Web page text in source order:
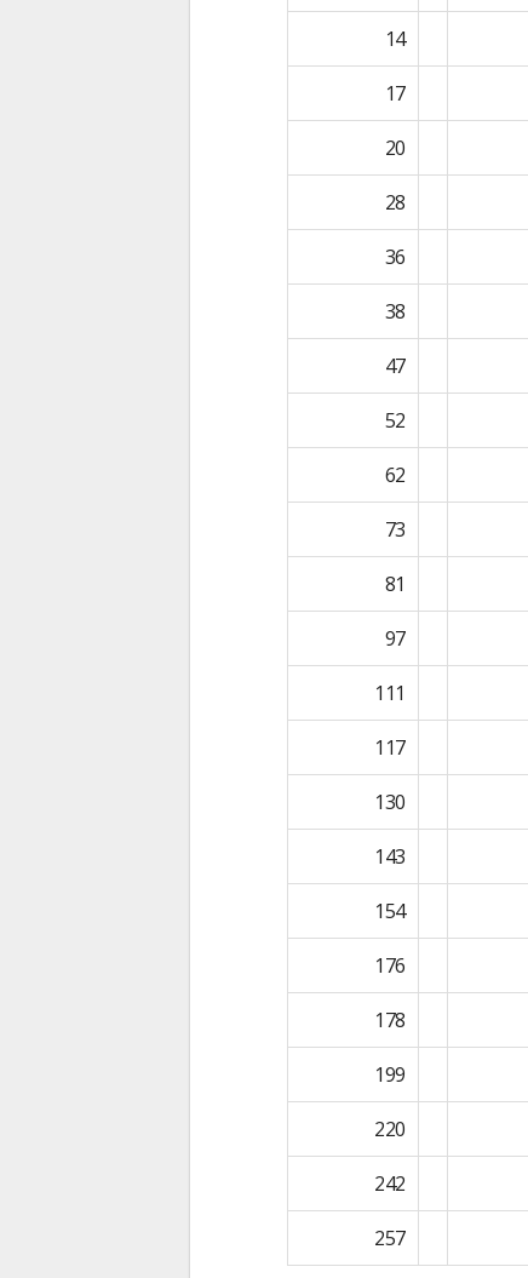
14
17
20
28
36
38
47
52
62
73
81
97
111
117
130
143
154
176
178
199
220
242
257